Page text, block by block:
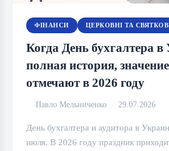
ФІНАНСИ ЦЕРКОВНІ ТА
Когда День бухгалтера в
полная история,
отмечают в 2026 году
Павло Мельниченко 29.07.2026
День бухгалтера и аудитора в
июля. В 2026 году праздник